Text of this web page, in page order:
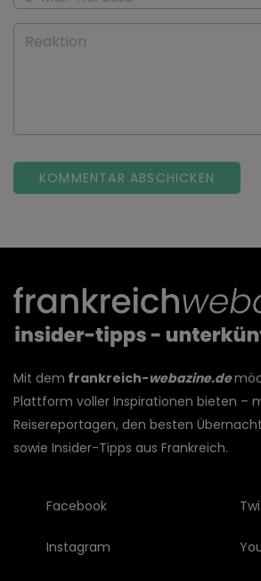
Reaktion
Mit dem frankreich-webazine.de
Plattform voller Inspirationen bieten –
Reisereportagen, den besten
sowie Insider-Tipps aus Frankreich.
Facebook
Instagram